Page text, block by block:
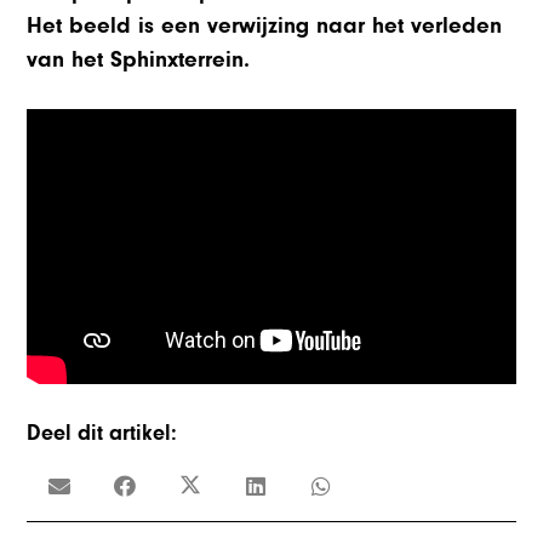
Het beeld is een verwijzing naar het verleden
van het Sphinxterrein.
Deel dit artikel: